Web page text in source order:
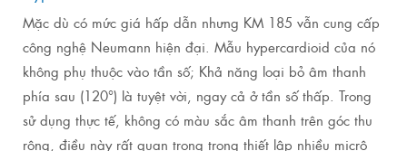
Mặc dù có mức giá hấp dẫn nhưng KM 185 vẫn cung cấp
công nghệ Neumann hiện đại. Mẫu hypercardioid của nó
không phụ thuộc vào tần số; Khả năng loại bỏ âm thanh
phía sau (120°) là tuyệt vời, ngay cả ở tần số thấp. Trong
sử dụng thực tế, không có màu sắc âm thanh trên góc thu
rộng, điều này rất quan trọng trong thiết lập nhiều micrô